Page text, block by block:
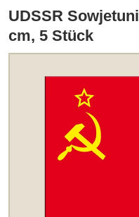
UDSSR
cm, 5 Stück